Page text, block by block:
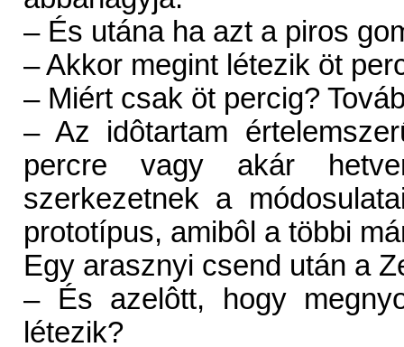
– És utána ha azt a piros
– Akkor megint létezik öt
– Miért csak öt percig?
– Az idôtartam
percre vagy akár
szerkezetnek a
prototípus, amibôl a többi
Egy arasznyi csend után a
– És azelôtt, hogy
létezik?